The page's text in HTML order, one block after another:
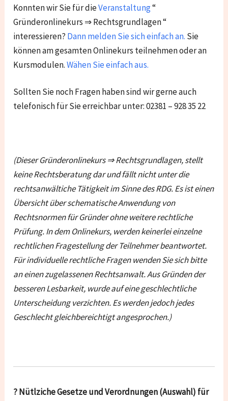
Konnten wir Sie für dieVeranstaltung“
Gründeronlinekurs ⇒ Rechtsgrundlagen “
interessieren? Dann melden Sie sich einfach an. Sie
können am gesamten Onlinekurs teilnehmen oder an
Kursmodulen.Wähen Sie einfach aus.
Sollten Sie noch Fragen haben sind wir gerne auch
telefonisch für Sie erreichbar unter: 02381 – 928 35 22
(Dieser Gründeronlinekurs ⇒ Rechtsgrundlagen, stellt
keine Rechtsberatung dar und fällt nicht unter die
rechtsanwältiche Tätigkeit im Sinne des RDG. Es ist einen
Übersicht überschematische Anwendung von
Rechtsnormen für Gründer ohne weitere rechtliche
Prüfung. In dem Onlinekurs, werden keinerlei einzelne
rechtlichen Fragestellung der Teilnehmer beantwortet.
Für individuelle rechtliche Fragen wenden Sie sich bitte
an einen zugelassenen Rechtsanwalt. Aus Gründen der
besseren Lesbarkeit, wurde auf eine geschlechtliche
Unterscheidung verzichten. Es werden jedoch jedes
Geschlecht gleichbereichtigt angesprochen.)
? Nütlziche Gesetze und Verordnungen (Auswahl) für